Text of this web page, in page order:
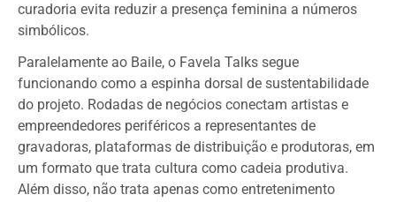
curadoria evita reduzir a presença feminina a números
simbólicos.
Paralelamente ao Baile, o Favela Talks segue
funcionando como a espinha dorsal de sustentabilidade
do projeto. Rodadas de negócios conectam artistas e
empreendedores periféricos a representantes de
gravadoras, plataformas de distribuição e produtoras, em
um formato que trata cultura como cadeia produtiva.
Além disso, não trata apenas como entretenimento